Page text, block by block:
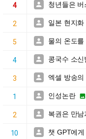
4  청년들은
2  일본 현지화
5  물의 온도를
4  콩국수 소
3  엑셀 방송의
1  인성논란 
2  복권은 만남
10  챗 GPT에